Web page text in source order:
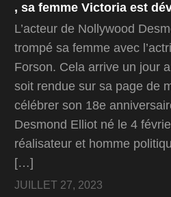
, sa femme Victoria est
L’acteur de Nollywood
trompé sa femme avec
Forson. Cela arrive un jour
soit rendue sur sa page de
célébrer son 18e
Desmond Elliot né le 4
réalisateur et homme
[…]
JUILLET 27, 2023